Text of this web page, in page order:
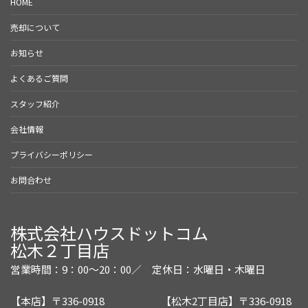
売却について
お知らせ
よくあるご質問
スタッフ紹介
会社情報
プライバシーポリシー
お問合わせ
株式会社ハウスドットコム
松木２丁目店
営業時間：9：00～20：00／ 定休日：水曜日・木曜日
【本店】〒336-0918 【松木2丁目店】〒336-0918